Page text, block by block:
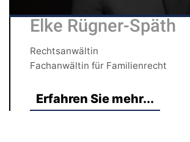
Elke Rügner-Späth
Rechtsanwältin
Fachanwältin für Familienrecht
Erfahren Sie mehr...